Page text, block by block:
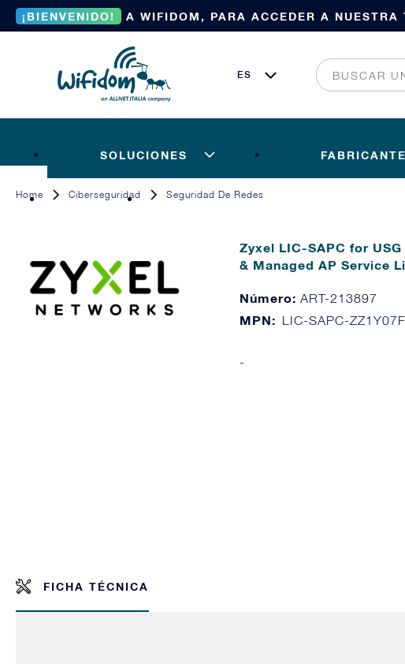
¡BIENVENIDO! A WIFIDOM, PARA ACCEDER A NUESTRA
SOLUCIONES
Home Ciberseguridad Seguridad De Redes
Zyxel LIC-SAPC for
& Managed AP Service
Número:ART-213897
MPN: LIC-SAPC-ZZ1Y07F
-
FICHA TÉCNICA